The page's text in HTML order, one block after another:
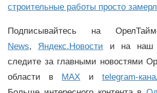
строительные работы просто
Подписывайтесь на
News, Яндекс.Новости и на наш
следите за главными новостями
области в MAX и telegram-